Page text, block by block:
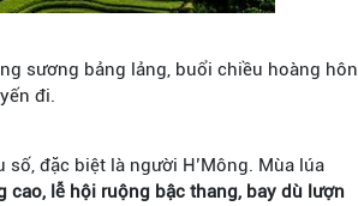
sương bảng lảng, buổi chiều hoàng hôn
đi.
đặc biệt là người H’Mông. Mùa lúa
cao, lễ hội ruộng bậc thang, bay dù lượn